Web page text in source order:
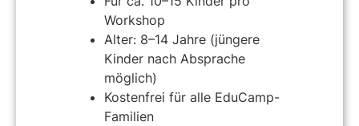
Workshop
Alter: 8–14 Jahre (jüngere
Kinder nach Absprache
möglich)
Kostenfrei für alle EduCamp-
Familien